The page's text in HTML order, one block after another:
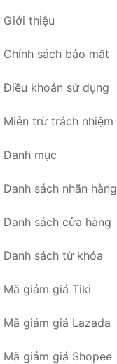
Giới thiệu
Chính sách bảo mật
Điều khoản sử dụng
Miễn trừ trách nhiệm
Danh mục
Danh sách nhãn hàng
Danh sách cửa hàng
Danh sách từ khóa
Mã giảm giá Tiki
Mã giảm giá Lazada
Mã giảm giá Shopee